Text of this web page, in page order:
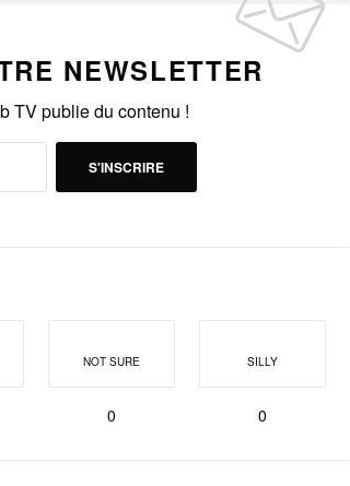
NEWSLETTER
TV publie du contenu !
S'INSCRIRE
NOT SURE
0
SILLY
0